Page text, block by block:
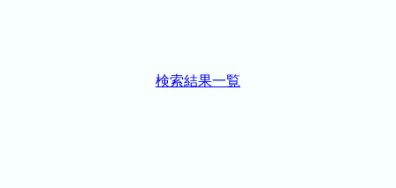
検索結果一覧